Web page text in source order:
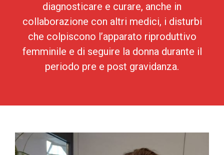
diagnosticare e curare, anche in
collaborazione con altri medici, i disturbi
che colpiscono l’apparato riproduttivo
femminile e di seguire la donna durante il
periodo pre e post gravidanza.